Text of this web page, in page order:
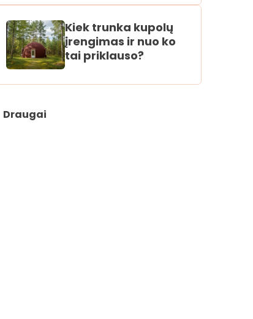
Kiek trunka kupolų
įrengimas ir nuo ko
tai priklauso?
Draugai